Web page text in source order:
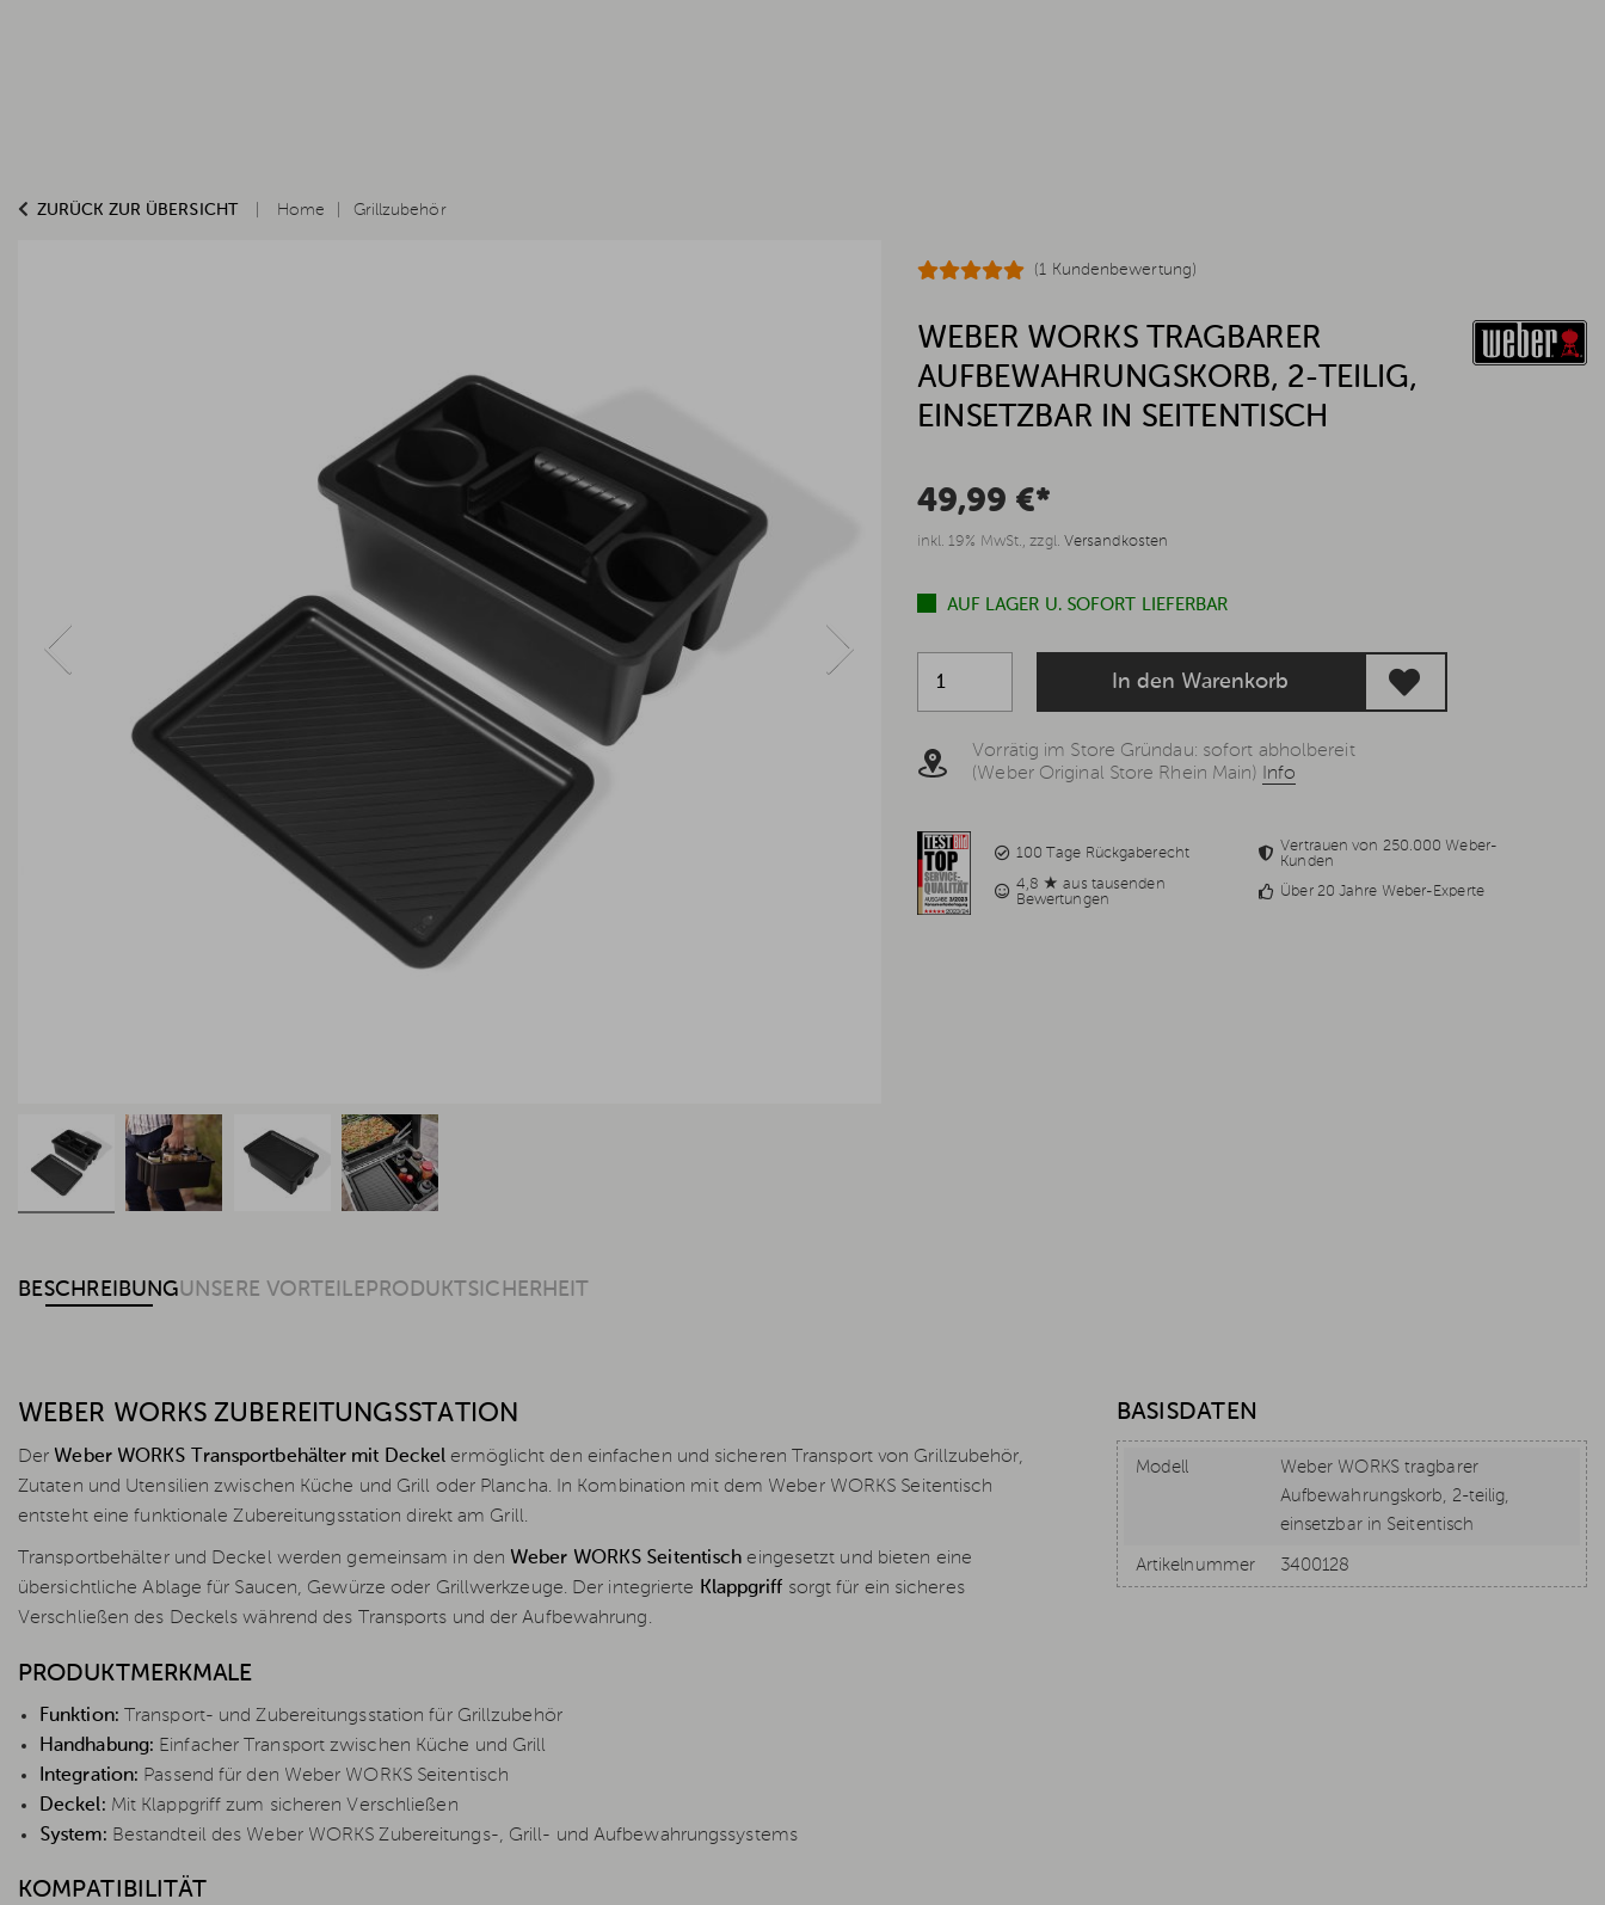
ZURÜCK ZUR ÜBERSICHT Home Grillzubehör
(1 Kundenbewertung)
WEBER WORKS TRAGBARER
AUFBEWAHRUNGSKORB, 2-TEILIG,
EINSETZBAR IN SEITENTISCH
49,99 €*
inkl. 19% MwSt., zzgl. Versandkosten
AUF LAGER U. SOFORT LIEFERBAR
In den Warenkorb
Vorrätig im Store Gründau: sofort abholbereit
(Weber Original Store Rhein Main)
Info
100 Tage Rückgaberecht
Vertrauen von 250.000 Weber-
Kunden
4,8 ★ aus tausenden
Bewertungen
Über 20 Jahre Weber-Experte
BESCHREIBUNGUNSERE VORTEILE PRODUKTSICHERHEIT
WEBER WORKS ZUBEREITUNGSSTATION
Der Weber WORKS Transportbehälter mit Deckel ermöglicht den einfachen und sicheren Transport von Grillzubehör,
Zutaten und Utensilien zwischen Küche und Grill oder Plancha. In Kombination mit dem Weber WORKS Seitentisch
entsteht eine funktionale Zubereitungsstation direkt am Grill.
Transportbehälter und Deckel werden gemeinsam in den Weber WORKS Seitentisch eingesetzt und bieten eine
übersichtliche Ablage für Saucen, Gewürze oder Grillwerkzeuge. Der integrierte Klappgriff sorgt für ein sicheres
Verschließen des Deckels während des Transports und der Aufbewahrung.
PRODUKTMERKMALE
Funktion: Transport- und Zubereitungsstation für Grillzubehör
Handhabung: Einfacher Transport zwischen Küche und Grill
Integration: Passend für den Weber WORKS Seitentisch
Deckel: Mit Klappgriff zum sicheren Verschließen
System: Bestandteil des Weber WORKS Zubereitungs-, Grill- und Aufbewahrungssystems
KOMPATIBILITÄT
BASISDATEN
Modell
Weber WORKS tragbarer
Aufbewahrungskorb, 2-teilig,
einsetzbar in Seitentisch
Artikelnummer 3400128